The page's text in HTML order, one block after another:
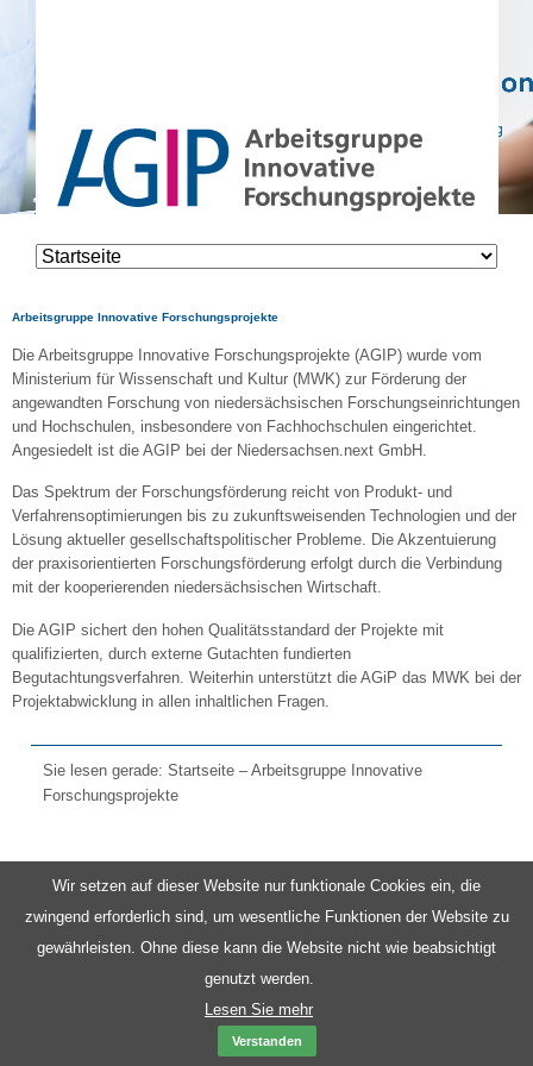
Navigation
Arbeitsgruppe Innovative Forschungsprojekte
Die Arbeitsgruppe Innovative Forschungsprojekte (AGIP) wurde vom
Ministerium für Wissenschaft und Kultur (MWK) zur Förderung der
angewandten Forschung von niedersächsischen Forschungseinrichtungen
und Hochschulen, insbesondere von Fachhochschulen eingerichtet.
Angesiedelt ist die AGIP bei der Niedersachsen.next GmbH.
Das Spektrum der Forschungsförderung reicht von Produkt- und
Verfahrensoptimierungen bis zu zukunftsweisenden Technologien und der
Lösung aktueller gesellschaftspolitischer Probleme. Die Akzentuierung
der praxisorientierten Forschungsförderung erfolgt durch die Verbindung
mit der kooperierenden niedersächsischen Wirtschaft.
Die AGIP sichert den hohen Qualitätsstandard der Projekte mit
qualifizierten, durch externe Gutachten fundierten
Begutachtungsverfahren. Weiterhin unterstützt die AGiP das MWK bei der
Projektabwicklung in allen inhaltlichen Fragen.
Sie lesen gerade: Startseite – Arbeitsgruppe Innovative
Forschungsprojekte
Wir setzen auf dieser Website nur funktionale Cookies ein, die
zwingend erforderlich sind, um wesentliche Funktionen der Website zu
gewährleisten. Ohne diese kann die Website nicht wie beabsichtigt
genutzt werden.
Lesen Sie mehr
Verstanden